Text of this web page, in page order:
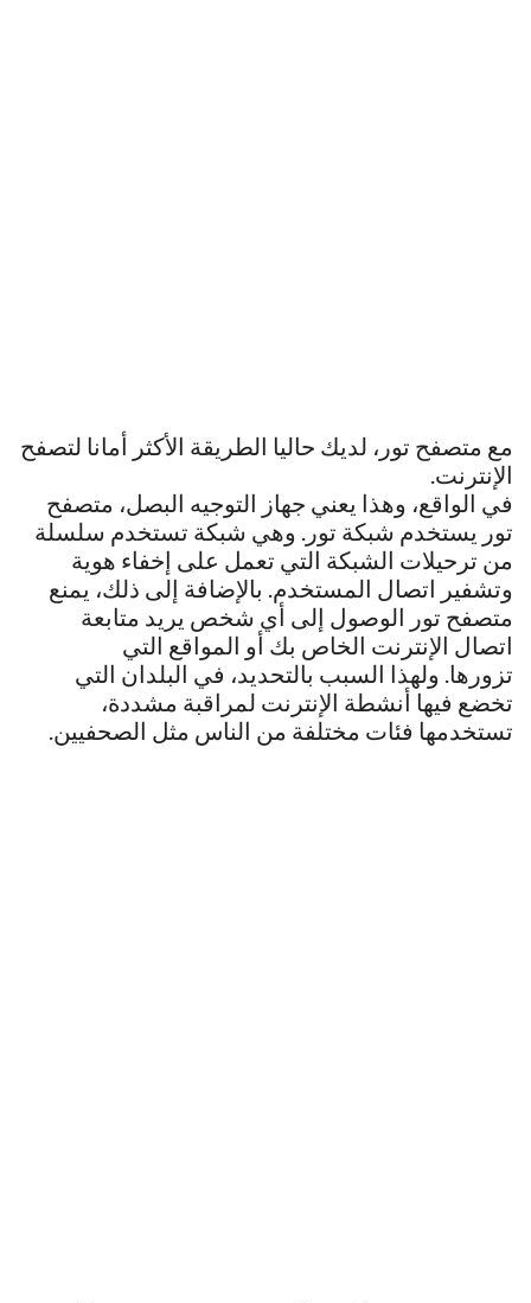
مع متصفح تور، لديك حاليا الطريقة الأكثر أمانا لتصفح
الإنترنت.
في الواقع، وهذا يعني جهاز التوجيه البصل، متصفح
تور يستخدم شبكة تور. وهي شبكة تستخدم سلسلة
من ترحيلات الشبكة التي تعمل على إخفاء هوية
وتشفير اتصال المستخدم. بالإضافة إلى ذلك، يمنع
متصفح تور الوصول إلى أي شخص يريد متابعة
اتصال الإنترنت الخاص بك أو المواقع التي
تزورها. ولهذا السبب بالتحديد، في البلدان التي
تخضع فيها أنشطة الإنترنت لمراقبة مشددة،
تستخدمها فئات مختلفة من الناس مثل الصحفيين.